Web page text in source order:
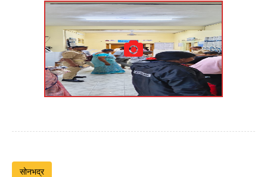
सोनभद्र